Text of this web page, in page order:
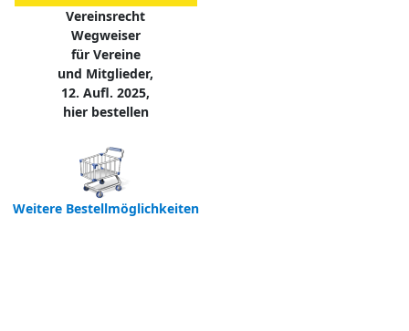
Vereinsrecht
Wegweiser
für Vereine
und Mitglieder,
12. Aufl. 2025,
hier bestellen
Weitere Bestellmöglichkeiten